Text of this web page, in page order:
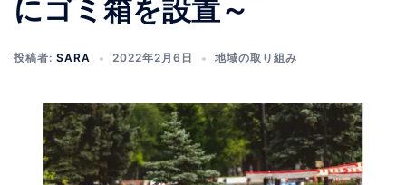
にゴミ箱を設置～
投稿者: SARA 2022年2月6日 地域の取り組み